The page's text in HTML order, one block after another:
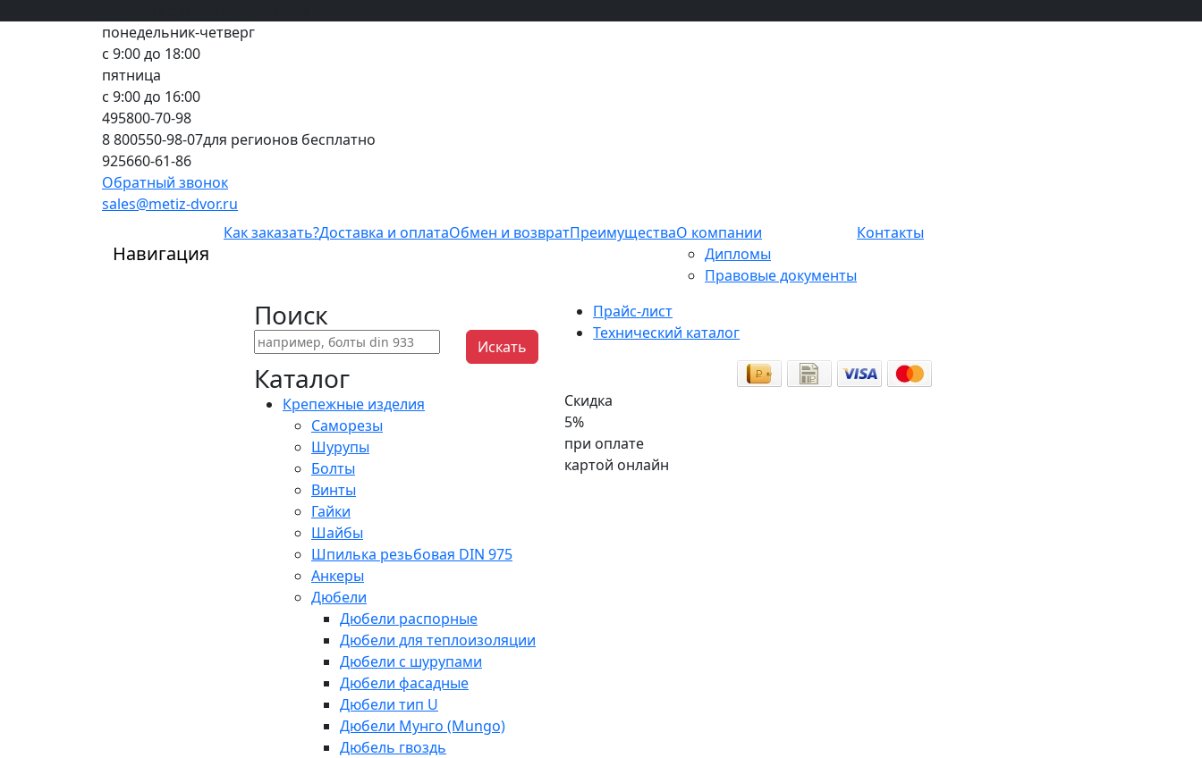
понедельник-четверг
с 9:00 до 18:00
пятница
с 9:00 до 16:00
495800-70-98
8 800550-98-07для регионов бесплатно
925660-61-86
Обратный звонок
sales@metiz-dvor.ru
Навигация
Как заказать?Доставка и оплатаОбмен и возвратПреимуществаО компании
Дипломы
Правовые документы
Контакты
Поиск
Искать
Каталог
Крепежные изделия
Саморезы
Шурупы
Болты
Винты
Гайки
Шайбы
Шпилька резьбовая DIN 975
Анкеры
Дюбели
Дюбели распорные
Дюбели для теплоизоляции
Дюбели с шурупами
Дюбели фасадные
Дюбели тип U
Дюбели Мунго (Mungo)
Дюбель гвоздь
Прайс-лист
Технический каталог
Скидка
5%
при оплате
картой онлайн